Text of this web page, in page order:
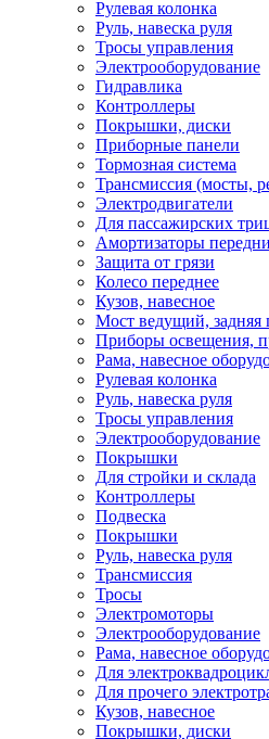
Рулевая колонка
Руль, навеска руля
Тросы управления
Электрооборудование
Гидравлика
Контроллеры
Покрышки, диски
Приборные панели
Тормозная система
Трансмиссия (мосты,
Электродвигатели
Для пассажирских
Амортизаторы
Защита от грязи
Колесо переднее
Кузов, навесное
Мост ведущий, задняя
Приборы освещения,
Рама, навесное
Рулевая колонка
Руль, навеска руля
Тросы управления
Электрооборудование
Покрышки
Для стройки и склада
Контроллеры
Подвеска
Покрышки
Руль, навеска руля
Трансмиссия
Тросы
Электромоторы
Электрооборудование
Рама, навесное
Для
Для прочего
Кузов, навесное
Покрышки, диски